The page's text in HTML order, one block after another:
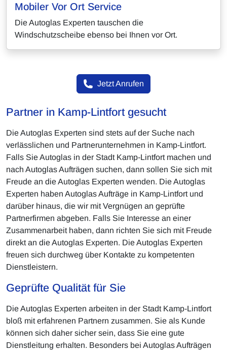
Mobiler Vor Ort Service
Die Autoglas Experten tauschen die
Windschutzscheibe ebenso bei Ihnen vor Ort.
Jetzt Anrufen
Partner in Kamp-Lintfort gesucht
Die Autoglas Experten sind stets auf der Suche nach
verlässlichen und Partnerunternehmen in Kamp-Lintfort.
Falls Sie Autoglas in der Stadt Kamp-Lintfort machen und
nach Autoglas Aufträgen suchen, dann sollen Sie sich mit
Freude an die Autoglas Experten wenden. Die Autoglas
Experten haben Autoglas Aufträge in Kamp-Lintfort und
darüber hinaus, die wir mit Vergnügen an geprüfte
Partnerfirmen abgeben. Falls Sie Interesse an einer
Zusammenarbeit haben, dann richten Sie sich mit Freude
direkt an die Autoglas Experten. Die Autoglas Experten
freuen sich durchweg über Kontakte zu kompetenten
Dienstleistern.
Geprüfte Qualität für Sie
Die Autoglas Experten arbeiten in der Stadt Kamp-Lintfort
bloß mit erfahrenen Partnern zusammen. Sie als Kunde
können sich daher sicher sein, dass Sie eine gute
Dienstleitung erhalten. Besonders bei Autoglas Aufträgen